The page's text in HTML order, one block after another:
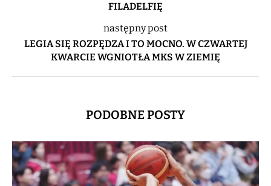
FILADELFIĘ
następny post
LEGIA SIĘ ROZPĘDZA I TO MOCNO. W CZWARTEJ
KWARCIE WGNIOTŁA MKS W ZIEMIĘ
PODOBNE POSTY